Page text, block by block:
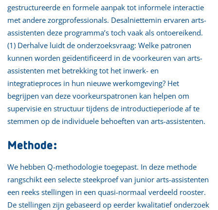
gestructureerde en formele aanpak tot informele interactie
met andere zorgprofessionals. Desalniettemin ervaren arts-
assistenten deze programma’s toch vaak als ontoereikend.
(1) Derhalve luidt de onderzoeksvraag: Welke patronen
kunnen worden geïdentificeerd in de voorkeuren van arts-
assistenten met betrekking tot het inwerk- en
integratieproces in hun nieuwe werkomgeving? Het
begrijpen van deze voorkeurspatronen kan helpen om
supervisie en structuur tijdens de introductieperiode af te
stemmen op de individuele behoeften van arts-assistenten.
Methode:
We hebben Q-methodologie toegepast. In deze methode
rangschikt een selecte steekproef van junior arts-assistenten
een reeks stellingen in een quasi-normaal verdeeld rooster.
De stellingen zijn gebaseerd op eerder kwalitatief onderzoek